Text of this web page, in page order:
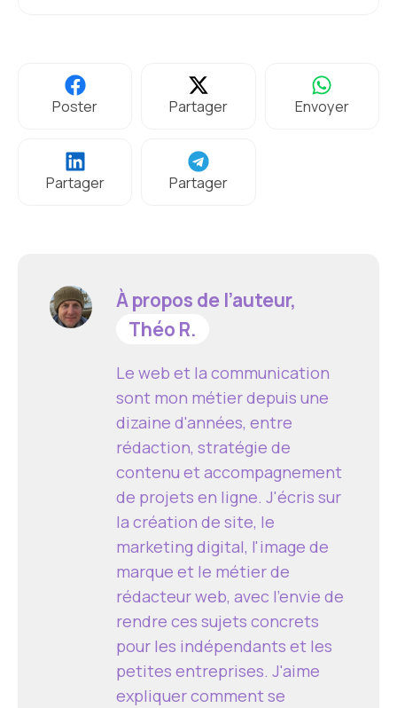
Poster Partager Envoyer
Partager Partager
À propos de l’auteur,
Théo R.
Le web et la communication
sont mon métier depuis une
dizaine d'années, entre
rédaction, stratégie de
contenu et accompagnement
de projets en ligne. J'écris sur
la création de site, le
marketing digital, l'image de
marque et le métier de
rédacteur web, avec l'envie de
rendre ces sujets concrets
pour les indépendants et les
petites entreprises. J'aime
expliquer comment se